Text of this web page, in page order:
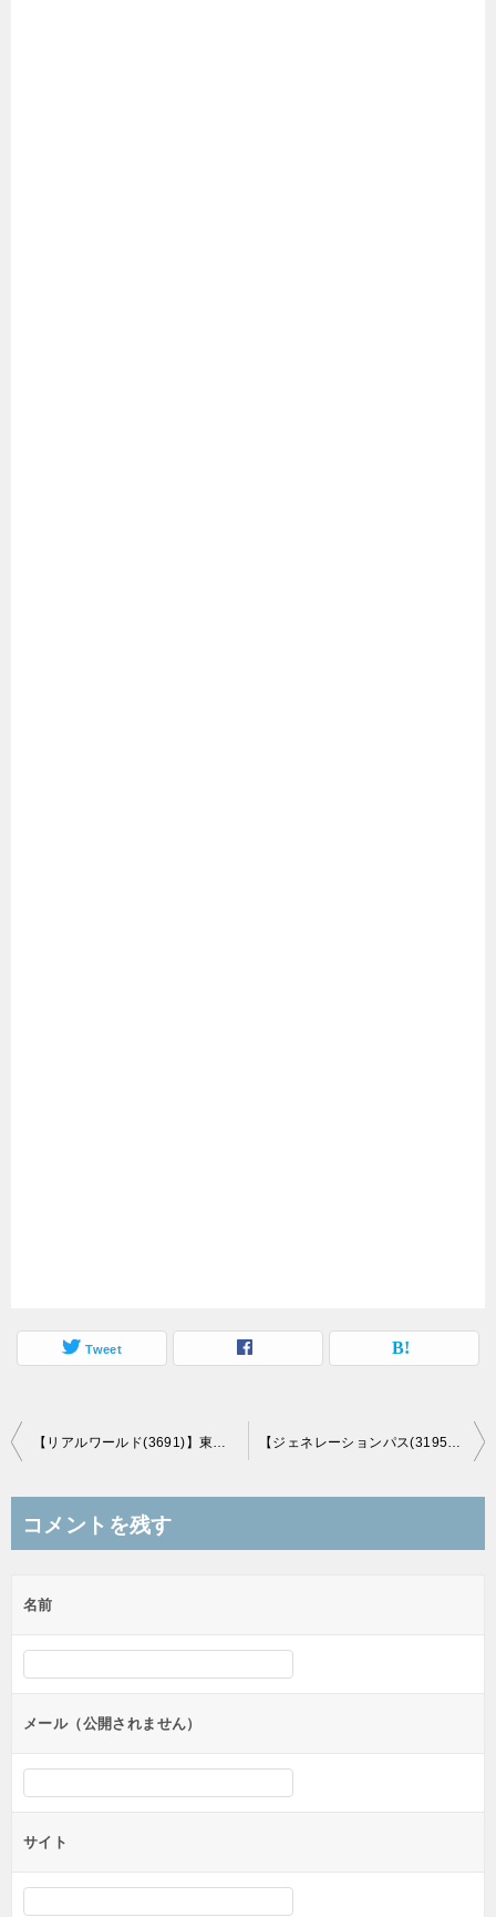
Tweet
投
ビ
ー
シ
ン
【リアルワールド(3691)】東証マザーズ市場に新規上場承認！(9/18上場予定) 【ジェネレーションパス(3195)】東証マザーズ市場に新規上場承認！(9/24上場予定)
コメントを残す
名前
メール（公開されません）
サイト